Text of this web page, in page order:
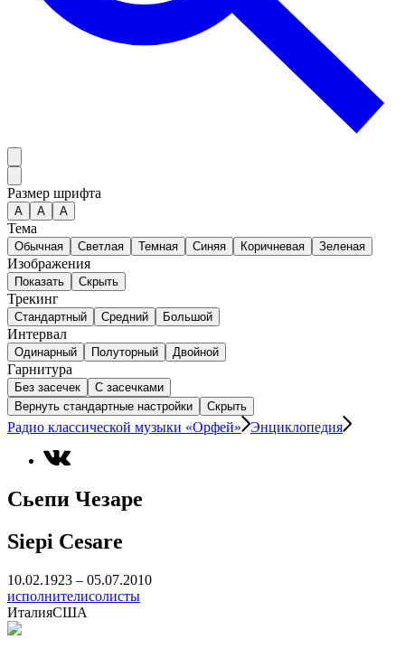
Размер шрифта
А A A
Тема
Обычная Светлая Темная Синяя Коричневая Зеленая
Изображения
Показать Скрыть
Трекинг
Стандартный Средний Большой
Интервал
Одинарный Полуторный Двойной
Гарнитура
Без засечек
С засечками
Вернуть стандартные настройки
Скрыть
Радио классической музыки «Орфей» Энциклопедия
Сьепи Чезаре
Siepi Cesare
10.02.1923 – 05.07.2010
исполнителисолисты
ИталияСША